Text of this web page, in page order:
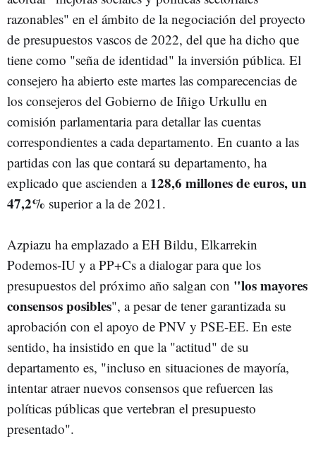
razonables" en el ámbito de la negociación del proyecto
de presupuestos vascos de 2022, del que ha dicho que
tiene como "seña de identidad" la inversión pública. El
consejero ha abierto este martes las comparecencias de
los consejeros del Gobierno de Iñigo Urkullu en
comisión parlamentaria para detallar las cuentas
correspondientes a cada departamento. En cuanto a las
partidas con las que contará su departamento, ha
explicado que ascienden a 128,6 millones de euros, un
47,2% superior a la de 2021.
Azpiazu ha emplazado a EH Bildu, Elkarrekin
Podemos-IU y a PP+Cs a dialogar para que los
presupuestos del próximo año salgan con "los mayores
consensos posibles", a pesar de tener garantizada su
aprobación con el apoyo de PNV y PSE-EE. En este
sentido, ha insistido en que la "actitud" de su
departamento es, "incluso en situaciones de mayoría,
intentar atraer nuevos consensos que refuercen las
políticas públicas que vertebran el presupuesto
presentado".